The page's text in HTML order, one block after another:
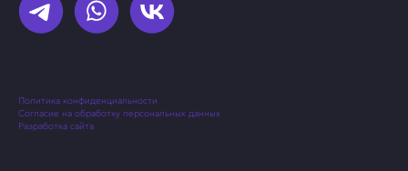
Политика конфиденциальности
Согласие на обработку персональных данных
Разработка сайта